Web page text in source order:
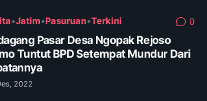
•Jatim•Pasuruan•Terkini 0
Pasar Desa Ngopak Rejoso
Tuntut BPD Setempat Mundur Dari
2022